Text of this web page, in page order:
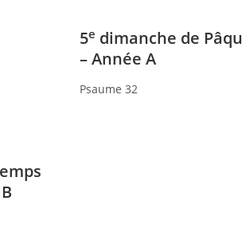
5e dimanche de
– Année A
Psaume 32